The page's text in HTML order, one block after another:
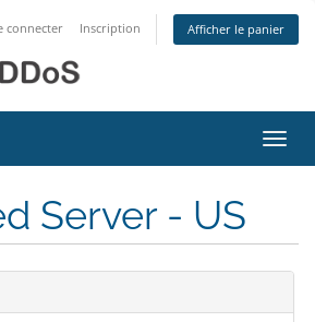
connecter Inscription Afficher le panier
Server - US